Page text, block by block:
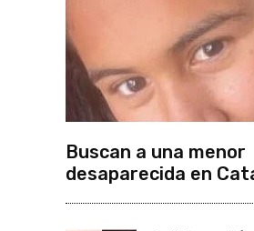
Buscan a una menor
desaparecida en